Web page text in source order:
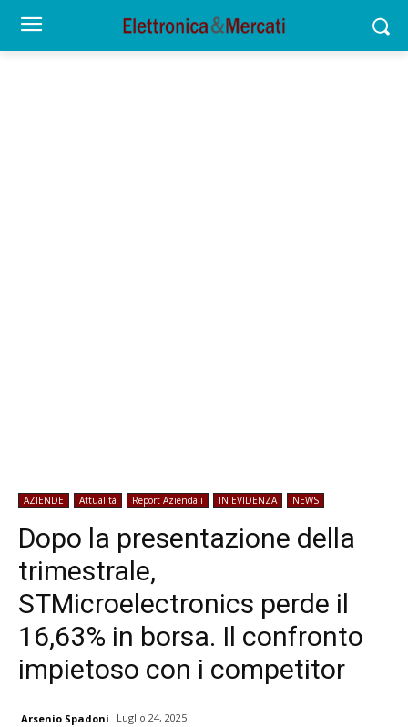
AZIENDE Attualità Report Aziendali IN EVIDENZA NEWS
Dopo la presentazione della
trimestrale,
STMicroelectronics perde il
16,63% in borsa. Il confronto
impietoso con i competitor
Arsenio Spadoni Luglio 24, 2025